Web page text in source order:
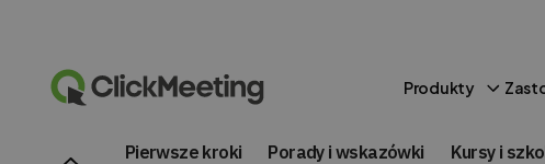
Produkty
Pierwsze kroki Porady i wskazówki Kursy i